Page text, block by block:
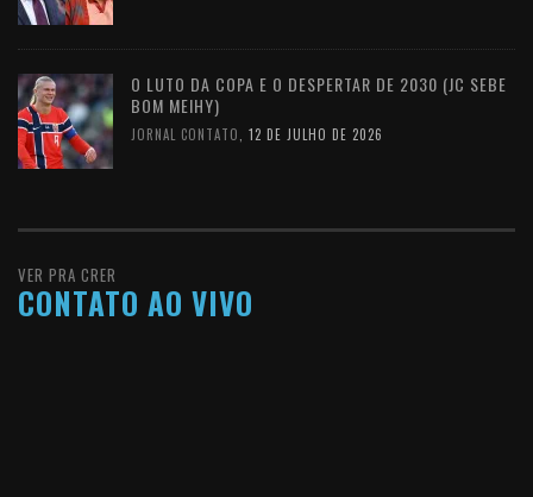
O LUTO DA COPA E O DESPERTAR DE 2030 (JC SEBE
BOM MEIHY)
JORNAL CONTATO 12 DE JULHO DE 2026
VER PRA CRER
CONTATO AO VIVO